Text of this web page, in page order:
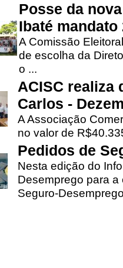
Posse da
Ibaté mandato
A Comissão
de escolha da
o ...
ACISC realiza
Carlos -
A Associação
no valor de
Pedidos de
Nesta edição do
Desemprego para
Seguro-